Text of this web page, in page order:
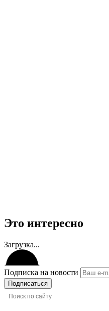
Это интересно
Загрузка...
Подписка на новости
Подписаться